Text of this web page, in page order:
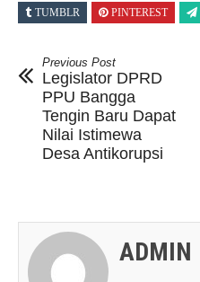
TUMBLR
PINTEREST
Previous Post
Legislator DPRD
PPU Bangga
Tengin Baru Dapat
Nilai Istimewa
Desa Antikorupsi
ADMIN